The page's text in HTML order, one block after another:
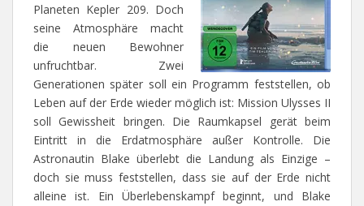
Planeten Kepler 209. Doch
seine Atmosphäre macht
die neuen Bewohner
unfruchtbar. Zwei
Generationen später soll ein Programm feststellen, ob
Leben auf der Erde wieder möglich ist: Mission Ulysses II
soll Gewissheit bringen. Die Raumkapsel gerät beim
Eintritt in die Erdatmosphäre außer Kontrolle. Die
Astronautin Blake überlebt die Landung als Einzige –
doch sie muss feststellen, dass sie auf der Erde nicht
alleine ist. Ein Überlebenskampf beginnt, und Blake